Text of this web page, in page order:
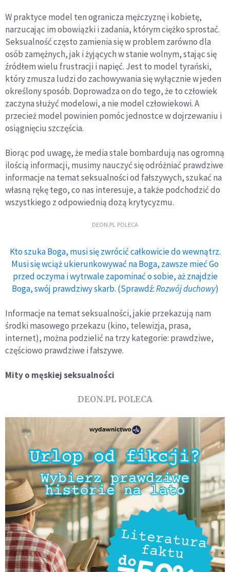
W praktyce model ten ogranicza mężczyznę i kobietę,
narzucając im obowiązki i zadania, którym ciężko sprostać.
Seksualność często zamienia się w problem zarówno dla
osób zamężnych, jak i żyjących w stanie wolnym, stając się
źródłem wielu frustracji i napięć. Jest to model tyrański,
który zmusza ludzi do zachowywania się wyłącznie w jeden
określony sposób. Doprowadza on do tego, że to człowiek
zaczyna służyć modelowi, a nie model człowiekowi. A
przecież model powinien pomóc jednostce w dojrzewaniu i
osiągnięciu szczęścia.
Biorąc pod uwagę, że media stale bombardują nas ogromną
ilością informacji, musimy nauczyć się odróżniać prawdziwe
informacje na temat seksualności od fałszywych, szukać na
własną rękę tego, co nas interesuje, a także podchodzić do
wszystkiego z odpowiednią dozą krytycyzmu.
DEON.PL POLECA
Kto szuka Boga, musi się zwrócić całkowicie do wewnątrz.
Musi się wciąż ukierunkowywać na Boga, zawsze mieć Go
przed oczyma i wytrwale zapominać o sobie, aż znajdzie
Boga, swój prawdziwy skarb. (Sprawdź:Rozwój duchowy)
Informacje na temat seksualności, jakie przekazują nam
środki masowego przekazu (kino, telewizja, prasa,
internet), można podzielić na trzy kategorie: prawdziwe,
częściowo prawdziwe i fałszywe.
Mity o męskiej seksualności
DEON.PL POLECA